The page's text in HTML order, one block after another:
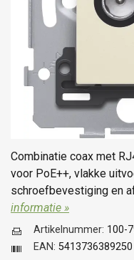
Combinatie coax met
voor PoE++, vlakke
schroefbevestiging en
informatie »
Artikelnummer: 100-
EAN: 5413736389250